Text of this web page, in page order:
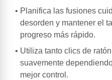
Planifica las fusiones
desorden y mantener el
progreso más rápido.
Utiliza tanto clics de
suavemente
mejor control.